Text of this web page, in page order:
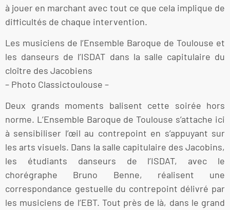
à jouer en marchant avec tout ce que cela implique de
difficultés de chaque intervention.
Les musiciens de l’Ensemble Baroque de Toulouse et
les danseurs de l’ISDAT dans la salle capitulaire du
cloître des Jacobiens
– Photo Classictoulouse –
Deux grands moments balisent cette soirée hors
norme. L’Ensemble Baroque de Toulouse s’attache ici
à sensibiliser l’œil au contrepoint en s’appuyant sur
les arts visuels. Dans la salle capitulaire des Jacobins,
les étudiants danseurs de l’ISDAT, avec le
chorégraphe Bruno Benne, réalisent une
correspondance gestuelle du contrepoint délivré par
les musiciens de l’EBT. Tout près de là, dans le grand